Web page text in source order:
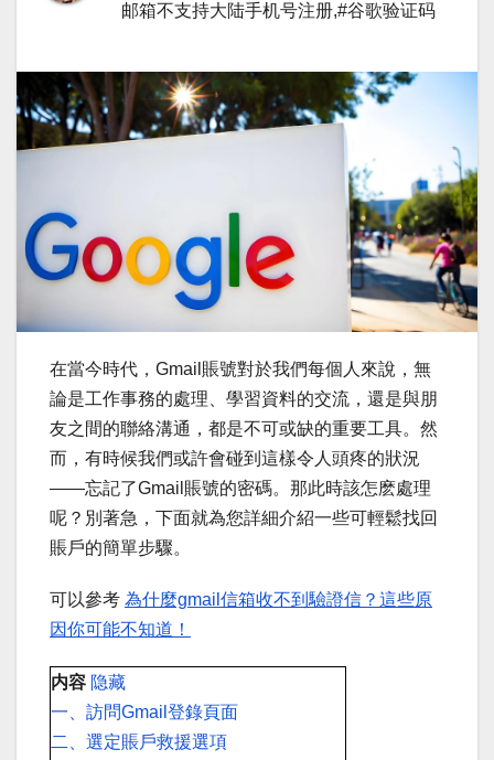
邮箱不支持大陆手机号注册,#谷歌验证码
在當今時代，Gmail賬號對於我們每個人來說，無
論是工作事務的處理、學習資料的交流，還是與朋
友之間的聯絡溝通，都是不可或缺的重要工具。然
而，有時候我們或許會碰到這樣令人頭疼的狀況
——忘記了Gmail賬號的密碼。那此時該怎麽處理
呢？別著急，下面就為您詳細介紹一些可輕鬆找回
賬戶的簡單步驟。
可以參考 為什麼gmail信箱收不到驗證信？這些原
因你可能不知道！
内容 隐藏
一、訪問Gmail登錄頁面
二、選定賬戶救援選項